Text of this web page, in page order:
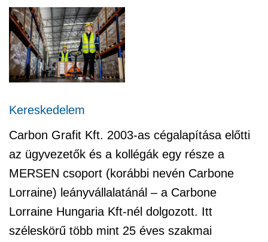
Kereskedelem
Carbon Grafit Kft. 2003-as cégalapítása előtti
az ügyvezetők és a kollégák egy része a
MERSEN csoport (korábbi nevén Carbone
Lorraine) leányvállalatánál – a Carbone
Lorraine Hungaria Kft-nél dolgozott. Itt
széleskörű több mint 25 éves szakmai